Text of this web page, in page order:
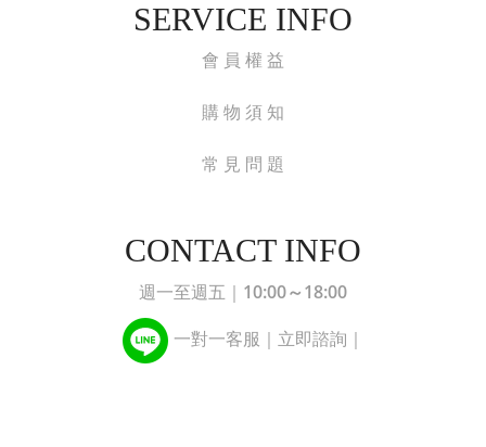
SERVICE INFO
會 員 權 益
購 物 須 知
常 見 問 題
CONTACT INFO
週一至週五｜ 10:00～18:00
一對一客服｜立即諮詢｜